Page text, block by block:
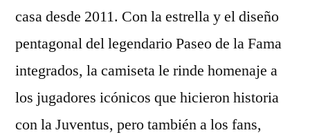
casa desde 2011. Con la estrella y el diseño
pentagonal del legendario Paseo de la Fama
integrados, la camiseta le rinde homenaje a
los jugadores icónicos que hicieron historia
con la Juventus, pero también a los fans,